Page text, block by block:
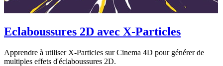
Eclaboussures 2D avec X-Particles
Apprendre à utiliser X-Particles sur Cinema 4D pour générer de
multiples effets d'éclaboussures 2D.